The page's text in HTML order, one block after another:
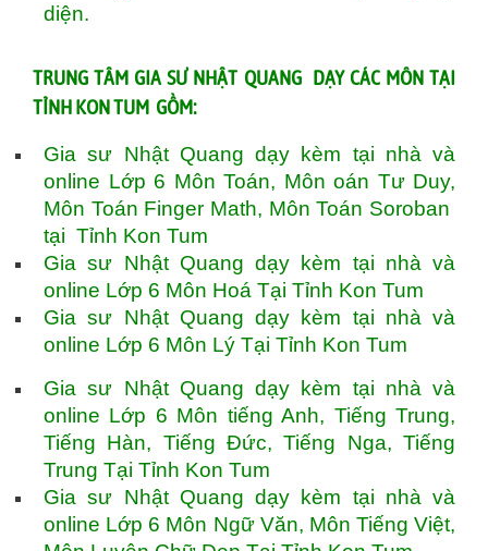
diện.
TRUNG TÂM GIA SƯ NHẬT QUANG DẠY CÁC MÔN TẠI
TỈNH KON TUM GỒM:
Gia sư Nhật Quang dạy kèm tại nhà và
online Lớp 6 Môn Toán, Môn oán Tư Duy,
Môn Toán Finger Math, Môn Toán Soroban
tại Tỉnh Kon Tum
Gia sư Nhật Quang dạy kèm tại nhà và
online Lớp 6 Môn Hoá Tại Tỉnh Kon Tum
Gia sư Nhật Quang dạy kèm tại nhà và
online Lớp 6 Môn Lý Tại Tỉnh Kon Tum
Gia sư Nhật Quang dạy kèm tại nhà và
online Lớp 6 Môn tiếng Anh, Tiếng Trung,
Tiếng Hàn, Tiếng Đức, Tiếng Nga, Tiếng
Trung Tại Tỉnh Kon Tum
Gia sư Nhật Quang dạy kèm tại nhà và
online Lớp 6 Môn Ngữ Văn, Môn Tiếng Việt,